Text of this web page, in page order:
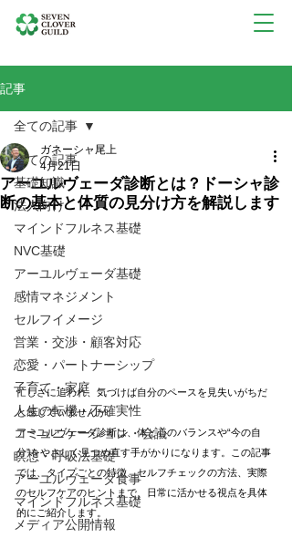
記事
全ての記事
基礎知識
法人向け
マインドフルネス基礎
NVC基礎
アーユルヴェーダ基礎
感情マネジメント
セルフイメージ
営業・交渉・顧客対応
恋愛・パートナーシップ
子育て・家庭
人生の転機・不確実性
コミュニケーション・会議
瞑想・呼吸法基礎
アーユルヴェーダ食事
マインドフルネス基礎
メディア公開情報
全ての記事
アーユルヴェーダ診断とは？ドーシャ診
断の基本と体質の見分け方を解説します
ガネーシャ尾上
4月21日
忙しさに追われ、気づけば自分のペースを見失いがちだ
と感じていませんか。
アーユルヴェーダ診断は、体と心のバランスや“今の自
分”をやさしく見つめ直す手がかりになります。この記事
では、タイプごとの特徴、セルフチェックの方法、実際
のセルフケアのヒントまで、日常に活かせる視点を具体
的にご紹介します。